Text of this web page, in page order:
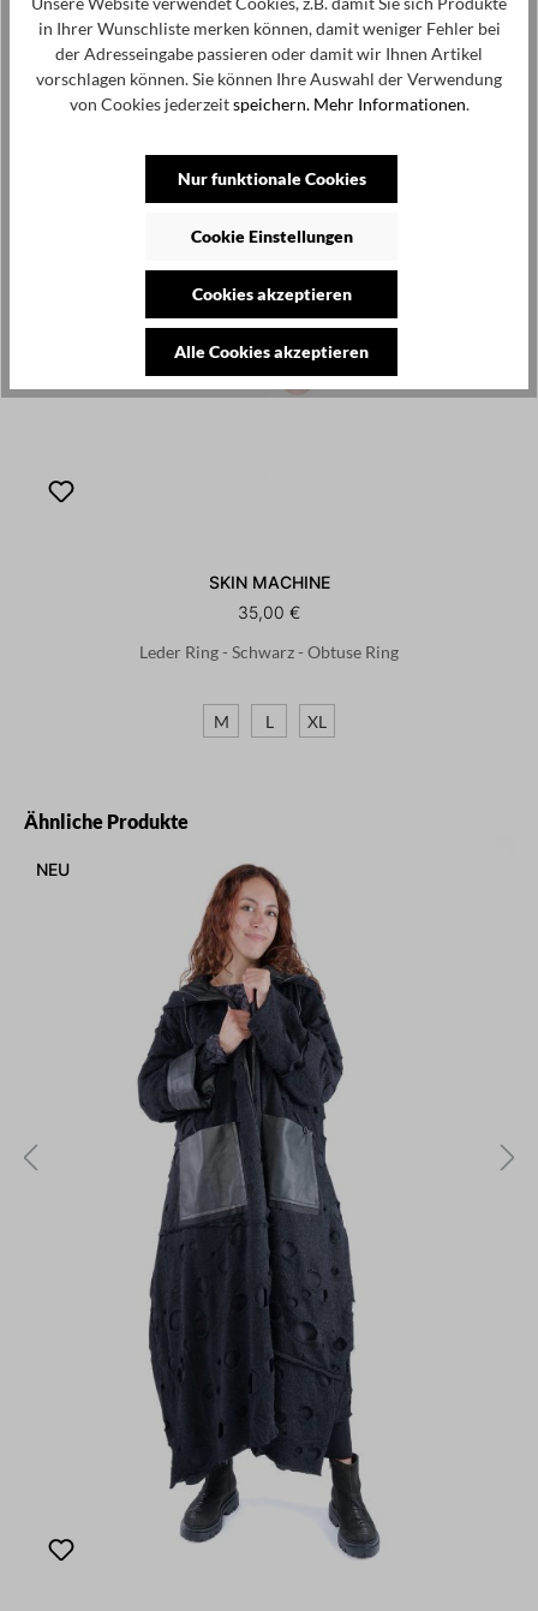
SKIN MACHINE
35,00 €
Leder Ring - Schwarz - Obtuse Ring
M L XL
Produktgalerie überspringen
Ähnliche Produkte
NEU
in Ihrer Wunschliste merken können, damit weniger Fehler bei
der Adresseingabe passieren oder damit wir Ihnen Artikel
vorschlagen können. Sie können Ihre Auswahl der Verwendung
von Cookies jederzeitspeichern. Mehr Informationen.
Nur funktionale Cookies
Cookie Einstellungen
Cookies akzeptieren
Alle Cookies akzeptieren